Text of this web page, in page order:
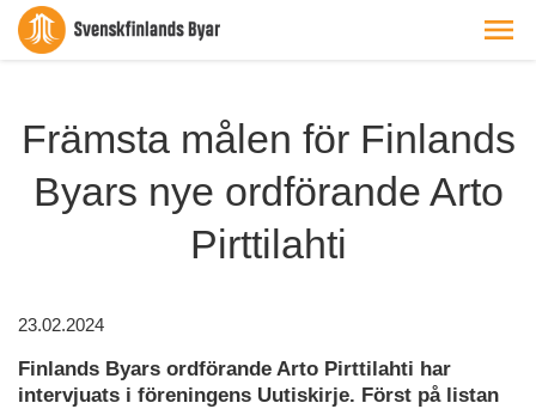
Främsta målen för Finlands
Byars nye ordförande Arto
Pirttilahti
23.02.2024
Finlands Byars ordförande Arto Pirttilahti har
intervjuats i föreningens Uutiskirje. Först på listan